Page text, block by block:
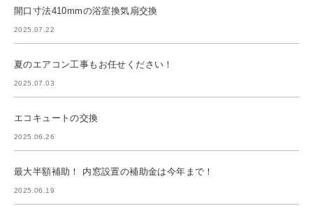
開口寸法410mmの浴室換気扇交換
2025.07.22
夏のエアコン工事もお任せください！
2025.07.03
エコキュートの交換
2025.06.26
最大半額補助！ 内窓設置の補助金は今年まで！
2025.06.19